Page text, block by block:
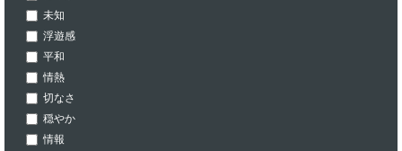
未知
浮遊感
平和
情熱
切なさ
穏やか
情報